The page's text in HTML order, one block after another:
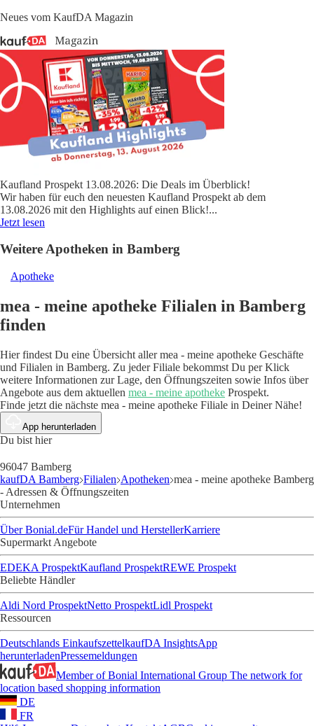
Neues vom KaufDA Magazin
Kaufland Prospekt 13.08.2026: Die Deals im Überblick!
Wir haben für euch den neuesten Kaufland Prospekt ab dem
13.08.2026 mit den Highlights auf einen Blick!...
Jetzt lesen
Weitere Apotheken in Bamberg
Apotheke
mea - meine apotheke Filialen in Bamberg
finden
Hier findest Du eine Übersicht aller mea - meine apotheke Geschäfte
und Filialen in Bamberg. Zu jeder Filiale bekommst Du per Klick
weitere Informationen zur Lage, den Öffnungszeiten sowie Infos über
Angebote aus dem aktuellen mea - meine apotheke Prospekt.
Finde jetzt die nächste mea - meine apotheke Filiale in Deiner Nähe!
App herunterladen
Du bist hier
96047 Bamberg
kaufDA Bamberg Filialen Apotheken mea - meine apotheke Bamberg
- Adressen & Öffnungszeiten
Unternehmen
Über Bonial.deFür Handel und HerstellerKarriere
Supermarkt Angebote
EDEKA ProspektKaufland ProspektREWE Prospekt
Beliebte Händler
Aldi Nord ProspektNetto ProspektLidl Prospekt
Ressourcen
Deutschlands EinkaufszettelkaufDA InsightsApp
herunterladenPressemeldungen
Member of Bonial International Group The network for
location based shopping information
DE
FR